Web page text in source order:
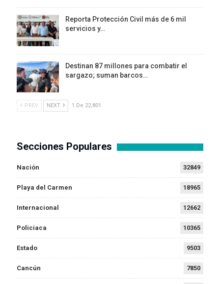
Reporta Protección Civil más de 6 mil
servicios y…
Destinan 87 millones para combatir el
sargazo; suman barcos…
PREV NEXT 1 De 22,801
Secciones Populares
Nación 32849
Playa del Carmen 18965
Internacional 12662
Policiaca 10365
Estado 9503
Cancún 7850